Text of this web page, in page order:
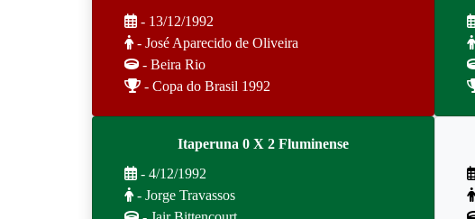
- 13/12/1992
- José Aparecido de Oliveira
- Beira Rio
- Copa do Brasil 1992
Itaperuna 0 X 2 Fluminense
- 4/12/1992
- Jorge Travassos